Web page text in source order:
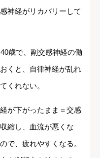
神経がリカバリーして
歳で、副交感神経の働
くと、自律神経が乱れ
くれない。
が下がったまま＝交感
縮し、血流が悪くな
で、疲れやすくなる。